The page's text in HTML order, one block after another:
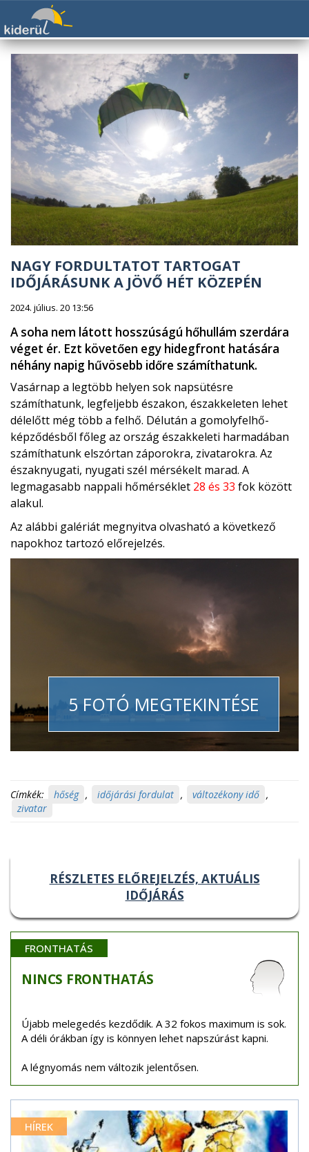
NAGY FORDULTATOT TARTOGAT
IDŐJÁRÁSUNK A JÖVŐ HÉT KÖZEPÉN
2024. július. 20 13:56
A soha nem látott hosszúságú hőhullám szerdára
véget ér. Ezt követően egy hidegfront hatására
néhány napig hűvösebb időre számíthatunk.
Vasárnap a legtöbb helyen sok napsütésre
számíthatunk, legfeljebb északon, északkeleten lehet
délelőtt még több a felhő. Délután a gomolyfelhő-
képződésből főleg az ország északkeleti harmadában
számíthatunk elszórtan záporokra, zivatarokra. Az
északnyugati, nyugati szél mérsékelt marad. A
legmagasabb nappali hőmérséklet 28 és 33 fok között
alakul.
Az alábbi galériát megnyitva olvasható a következő
napokhoz tartozó előrejelzés.
5 FOTÓ MEGTEKINTÉSE
Címkék: hőség , időjárási fordulat , változékony idő ,
zivatar
RÉSZLETES ELŐREJELZÉS, AKTUÁLIS
IDŐJÁRÁS
FRONTHATÁS
NINCS FRONTHATÁS
Újabb melegedés kezdődik. A 32 fokos maximum is sok.
A déli órákban így is könnyen lehet napszúrást kapni.
A légnyomás nem változik jelentősen.
HÍREK